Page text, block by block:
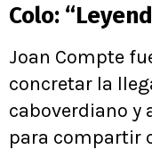
Colo:
Joan Compte
concretar la
caboverdiano y
para compartir